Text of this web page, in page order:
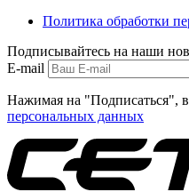
Политика обработки
Подписывайтесь на наши
E-mail
Нажимая на "Подписаться",
персональных данных